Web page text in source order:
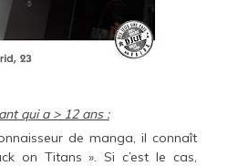
qui a > 12 ans :
de manga, il connaît
on Titans ». Si c’est le cas,